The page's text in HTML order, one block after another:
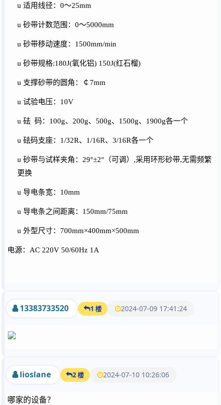
u 适用线径： 0～25mm
u 砂带计数范围： 0～5000mm
u 砂带移动速度： 1500mm/min
u 砂带规格:180J(氧化铝) 150J(红石榴)
u 支撑砂带的圆角：￠ 7mm
u 试验电压： 10V
u 砝 码： 100g、200g、500g、1500g、1900g各一个
u 砝码支座： 1/32R、1/16R、3/16R各一个
u 砂带与试样夹角： 29°±2°（可调）,采用环形砂带,无需频繁
更换
u 导电条宽： 10mm
u 导电条之间距离： 150mm/75mm
u 外型尺寸： 700mm×400mm×500mm
电源： AC 220V 50/60Hz 1A
13383733520 1 楼 2024-07-09 17:41:24
lioslane 2 楼 2024-07-10 10:26:06
哪家的设备？